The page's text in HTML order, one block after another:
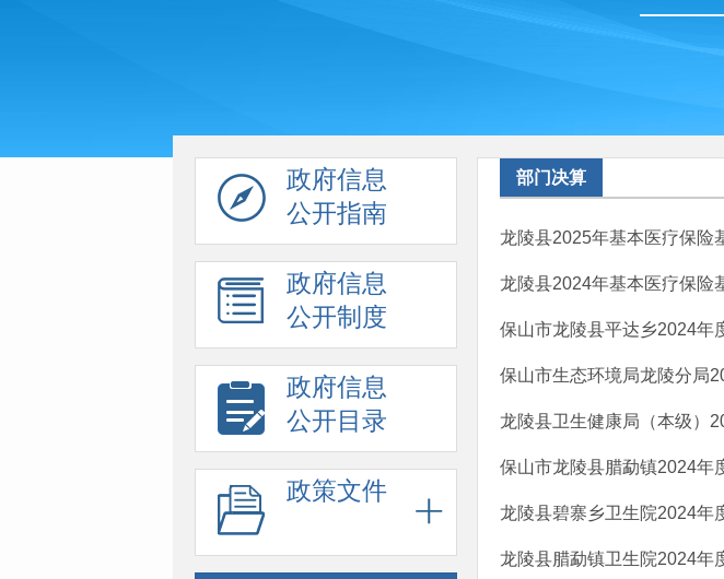
政府信息
公开指南
政府信息
公开制度
政府信息
公开目录
政策文件
部门决算
龙陵县2025年基本医疗保险
龙陵县2024年基本医疗保险
保山市龙陵县平达乡2024年
保山市生态环境局龙陵分局
龙陵县卫生健康局（本级）
保山市龙陵县腊勐镇2024年
龙陵县碧寨乡卫生院2024年
龙陵县腊勐镇卫生院2024年